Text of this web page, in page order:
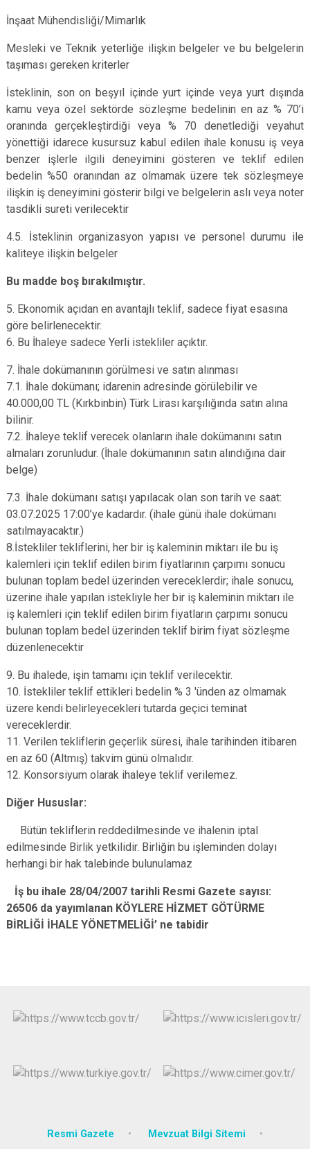
İnşaat Mühendisliği/Mimarlık
Mesleki ve Teknik yeterliğe ilişkin belgeler ve bu belgelerin
taşıması gereken kriterler
İsteklinin, son on beşyıl içinde yurt içinde veya yurt dışında
kamu veya özel sektörde sözleşme bedelinin en az % 70’i
oranında gerçekleştirdiği veya % 70 denetlediği veyahut
yönettiği idarece kusursuz kabul edilen ihale konusu iş veya
benzer işlerle ilgili deneyimini gösteren ve teklif edilen
bedelin %50 oranından az olmamak üzere tek sözleşmeye
ilişkin iş deneyimini gösterir bilgi ve belgelerin aslı veya noter
tasdikli sureti verilecektir
4.5. İsteklinin organizasyon yapısı ve personel durumu ile
kaliteye ilişkin belgeler
Bu madde boş bırakılmıştır.
5. Ekonomik açıdan en avantajlı teklif, sadece fiyat esasına
göre belirlenecektir.
6. Bu İhaleye sadece Yerli istekliler açıktır.
7. İhale dokümanının görülmesi ve satın alınması
7.1. İhale dokümanı; idarenin adresinde görülebilir ve
40.000,00 TL (Kırkbinbin) Türk Lirası karşılığında satın alına
bilinir.
7.2. İhaleye teklif verecek olanların ihale dokümanını satın
almaları zorunludur. (İhale dokümanının satın alındığına dair
belge)
7.3. İhale dokümanı satışı yapılacak olan son tarih ve saat:
03.07.2025 17:00’ye kadardır. (ihale günü ihale dokümanı
satılmayacaktır.)
8.İstekliler tekliflerini, her bir iş kaleminin miktarı ile bu iş
kalemleri için teklif edilen birim fiyatlarının çarpımı sonucu
bulunan toplam bedel üzerinden vereceklerdir; ihale sonucu,
üzerine ihale yapılan istekliyle her bir iş kaleminin miktarı ile
iş kalemleri için teklif edilen birim fiyatların çarpımı sonucu
bulunan toplam bedel üzerinden teklif birim fiyat sözleşme
düzenlenecektir
9. Bu ihalede, işin tamamı için teklif verilecektir.
10. İstekliler teklif ettikleri bedelin % 3 'ünden az olmamak
üzere kendi belirleyecekleri tutarda geçici teminat
vereceklerdir.
11. Verilen tekliflerin geçerlik süresi, ihale tarihinden itibaren
en az 60 (Altmış) takvim günü olmalıdır.
12. Konsorsiyum olarak ihaleye teklif verilemez.
Diğer Hususlar:
Bütün tekliflerin reddedilmesinde ve ihalenin iptal
edilmesinde Birlik yetkilidir. Birliğin bu işleminden dolayı
herhangi bir hak talebinde bulunulamaz
İş bu ihale 28/04/2007 tarihli Resmi Gazete sayısı:
26506 da yayımlanan KÖYLERE HİZMET GÖTÜRME
BİRLİĞİ İHALE YÖNETMELİĞİ’ ne tabidir
Resmi Gazete Mevzuat Bilgi Sitemi